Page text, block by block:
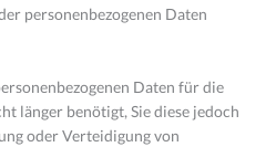
personenbezogenen Daten
Daten für die
länger benötigt, Sie diese jedoch
oder Verteidigung von